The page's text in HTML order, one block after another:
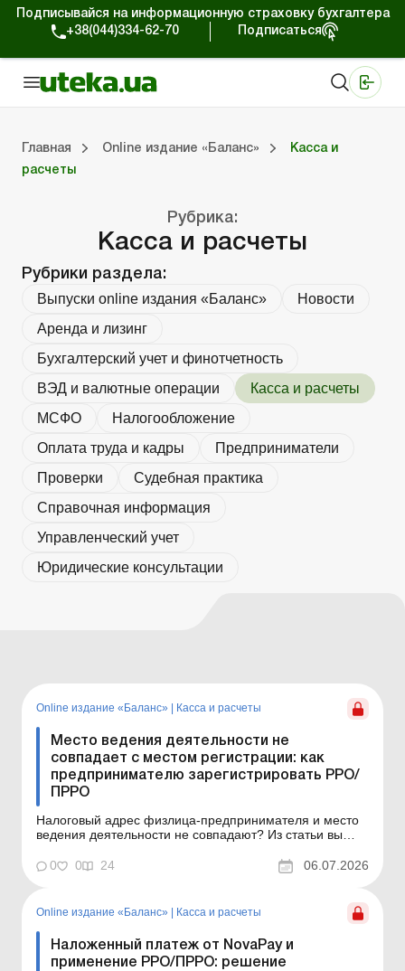
Подписывайся на информационную страховку бухгалтера
+38(044)334-62-70
Подписаться
Главная Online издание «Баланс»
Касса и
расчеты
Рубрика:
Касса и расчеты
Рубрики раздела:
Выпуски online издания «Баланс»
Новости
Аренда и лизинг
Бухгалтерский учет и финотчетность
ВЭД и валютные операции
Касса и расчеты
МСФО
Налогообложение
Оплата труда и кадры
Предприниматели
Проверки
Судебная практика
Справочная информация
Управленческий учет
Юридические консультации
Online издание «Баланс» Касса и расчеты
Место ведения деятельности не
совпадает с местом регистрации: как
предпринимателю зарегистрировать РРО/
ПРРО
Налоговый адрес физлица-предпринимателя и место
ведения деятельности не совпадают? Из статьи вы
ГНС подавать документы для регистрации РРО/ПРРО,
нужно ли становиться на учет по неосновному месту
0 0 24 06.07.2026
Online издание «Баланс» Касса и расчеты
Наложенный платеж от NovaРay и
применение РРО/ПРРО: решение